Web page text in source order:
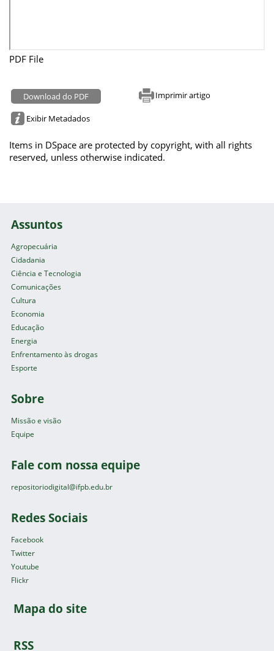
PDF File
Download do PDF Imprimir artigo
Exibir Metadados
Items in DSpace are protected by copyright, with all rights
reserved, unless otherwise indicated.
Assuntos
Agropecuária
Cidadania
Ciência e Tecnologia
Comunicações
Cultura
Economia
Educação
Energia
Enfrentamento às drogas
Esporte
Sobre
Missão e visão
Equipe
Fale com nossa equipe
repositoriodigital@ifpb.edu.br
Redes Sociais
Facebook
Twitter
Youtube
Flickr
Mapa do site
RSS